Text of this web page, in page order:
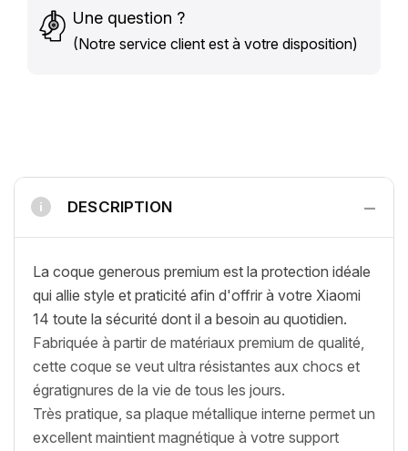
Une question ?
(Notre service client est à votre disposition)
i DESCRIPTION −
La coque generous premium est la protection idéale
qui allie style et praticité afin d'offrir à votre Xiaomi
14 toute la sécurité dont il a besoin au quotidien.
Fabriquée à partir de matériaux premium de qualité,
cette coque se veut ultra résistantes aux chocs et
égratignures de la vie de tous les jours.
Très pratique, sa plaque métallique interne permet un
excellent maintient magnétique à votre support